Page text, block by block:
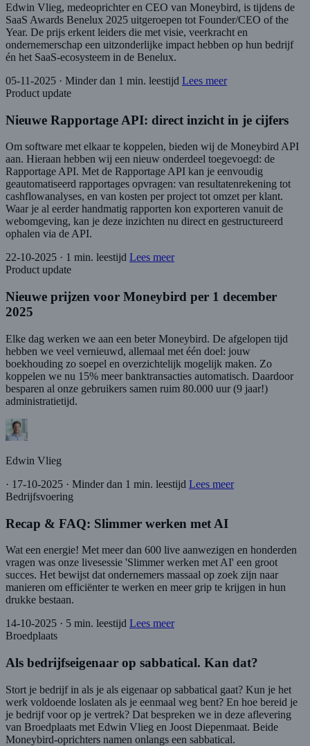
Edwin Vlieg, medeoprichter en CEO van Moneybird, is tijdens de
SaaS Awards Benelux 2025 uitgeroepen tot Founder/CEO of the
Year. De prijs erkent leiders die met visie, veerkracht en
ondernemerschap een uitzonderlijke impact hebben op hun bedrijf
én het SaaS-ecosysteem in de Benelux.
05-11-2025 · Minder dan 1 min. leestijd Lees meer
Product update
Nieuwe Rapportage API: direct inzicht in je cijfers
Om software met elkaar te koppelen, bieden wij de Moneybird API
aan. Hieraan hebben wij een nieuw onderdeel toegevoegd: de
Rapportage API. Met de Rapportage API kan je eenvoudig
geautomatiseerd rapportages opvragen: van resultatenrekening tot
cashflowanalyses, en van kosten per project tot omzet per klant.
Waar je al eerder handmatig rapporten kon exporteren vanuit de
webomgeving, kan je deze inzichten nu direct en gestructureerd
ophalen via de API.
22-10-2025 · 1 min. leestijd Lees meer
Product update
Nieuwe prijzen voor Moneybird per 1 december
2025
Elke dag werken we aan een beter Moneybird. De afgelopen tijd
hebben we veel vernieuwd, allemaal met één doel: jouw
boekhouding zo soepel en overzichtelijk mogelijk maken. Zo
koppelen we nu 15% meer banktransacties automatisch. Daardoor
besparen al onze gebruikers samen ruim 80.000 uur (9 jaar!)
administratietijd.
Edwin Vlieg
· 17-10-2025 · Minder dan 1 min. leestijd Lees meer
Bedrijfsvoering
Recap & FAQ: Slimmer werken met AI
Wat een energie! Met meer dan 600 live aanwezigen en honderden
vragen was onze livesessie 'Slimmer werken met AI' een groot
succes. Het bewijst dat ondernemers massaal op zoek zijn naar
manieren om efficiënter te werken en meer grip te krijgen in hun
drukke bestaan.
14-10-2025 · 5 min. leestijd Lees meer
Broedplaats
Als bedrijfseigenaar op sabbatical. Kan dat?
Stort je bedrijf in als je als eigenaar op sabbatical gaat? Kun je het
werk voldoende loslaten als je eenmaal weg bent? En hoe bereid je
je bedrijf voor op je vertrek? Dat bespreken we in deze aflevering
van Broedplaats met Edwin Vlieg en Joost Diepenmaat. Beide
Moneybird-oprichters namen onlangs een sabbatical.